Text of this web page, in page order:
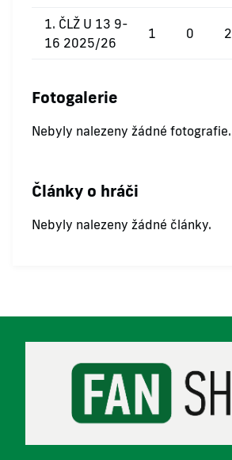
1. ČLŽ U 13 9-
16 2025/26
1 0 2
Fotogalerie
Nebyly nalezeny žádné fotografie.
Články o hráči
Nebyly nalezeny žádné články.